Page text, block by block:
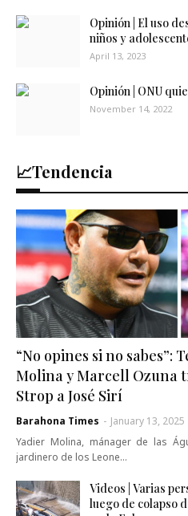
Opinión | El uso
niños y
April 13, 2023
Opinión | ONU
November 14, 2022
📈Tendencia
“No opines si no sabes”:
Molina y Marcell Ozuna
Strop a José Sirí
Barahona Times - January 13, 2025
Yadier Molina, mánager de las
jardinero de los Leone…
Videos | Varias
luego de colapso